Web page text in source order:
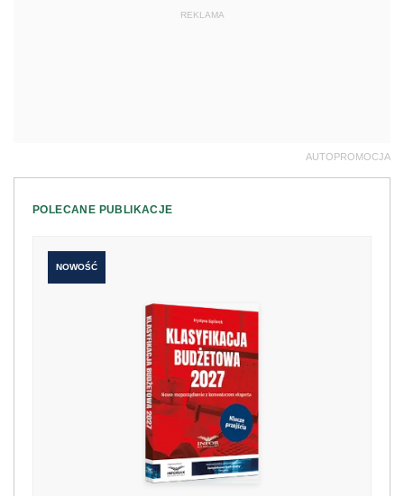
REKLAMA
AUTOPROMOCJA
POLECANE PUBLIKACJE
NOWOŚĆ